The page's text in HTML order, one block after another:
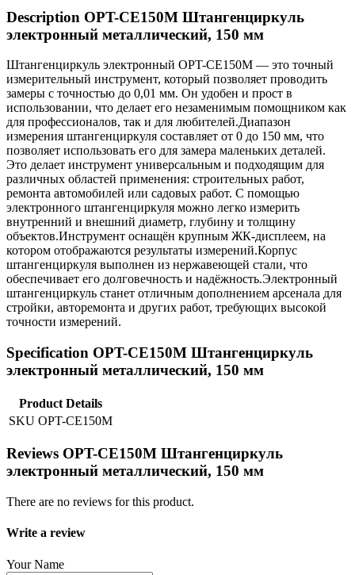
Description OPT-CE150M Штангенциркуль
электронный металлический, 150 мм
Штангенциркуль электронный OPT-CE150M — это точный
измерительный инструмент, который позволяет проводить
замеры с точностью до 0,01 мм. Он удобен и прост в
использовании, что делает его незаменимым помощником как
для профессионалов, так и для любителей.Диапазон
измерения штангенциркуля составляет от 0 до 150 мм, что
позволяет использовать его для замера маленьких деталей.
Это делает инструмент универсальным и подходящим для
различных областей применения: строительных работ,
ремонта автомобилей или садовых работ. С помощью
электронного штангенциркуля можно легко измерить
внутренний и внешний диаметр, глубину и толщину
объектов.Инструмент оснащён крупным ЖК-дисплеем, на
котором отображаются результаты измерений.Корпус
штангенциркуля выполнен из нержавеющей стали, что
обеспечивает его долговечность и надёжность.Электронный
штангенциркуль станет отличным дополнением арсенала для
стройки, авторемонта и других работ, требующих высокой
точности измерений.
Specification OPT-CE150M Штангенциркуль
электронный металлический, 150 мм
Product Details
SKU OPT-CE150M
Reviews OPT-CE150M Штангенциркуль
электронный металлический, 150 мм
There are no reviews for this product.
Write a review
Your Name